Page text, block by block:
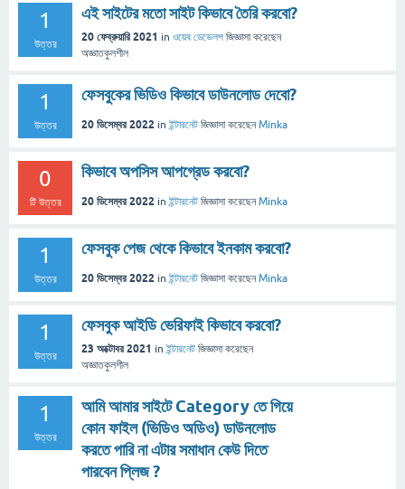
1
উত্তর
এই সাইটের মতো সাইট কিভাবে তৈরি করবো?
20 ফেব্রুয়ারি 2021 in ওয়েব ডেভেলপ জিজ্ঞাসা করেছেন
অজ্ঞাতকুলশীল
1
উত্তর
ফেসবুকের ভিডিও কিভাবে ডাউনলোড দেবো?
20 ডিসেম্বর 2022 in ইন্টারনেট জিজ্ঞাসা করেছেনMinka
0
টি উত্তর
কিভাবে অপসিস আপগ্রেড করবো?
20 ডিসেম্বর 2022 in ইন্টারনেট জিজ্ঞাসা করেছেনMinka
1
উত্তর
ফেসবুক পেজ থেকে কিভাবে ইনকাম করবো?
20 ডিসেম্বর 2022 in ইন্টারনেট জিজ্ঞাসা করেছেনMinka
1
উত্তর
ফেসবুক আইডি ভেরিফাই কিভাবে করবো?
23 অক্টোবর 2021 in ইন্টারনেট জিজ্ঞাসা করেছেন
অজ্ঞাতকুলশীল
1
উত্তর
আমি আমার সাইটে Category তে গিয়ে
কোন ফাইল (ভিডিও অডিও) ডাউনলোড
করতে পারি না এটার সমাধান কেউ দিতে
পারবেন প্লিজ ?